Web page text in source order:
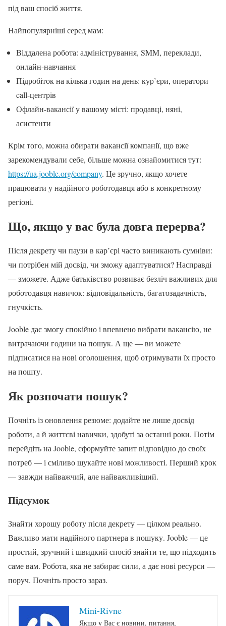
під ваш спосіб життя.
Найпопулярніші серед мам:
Віддалена робота: адміністрування, SMM, переклади,
онлайн-навчання
Підробіток на кілька годин на день: кур’єри, оператори
call-центрів
Офлайн-вакансії у вашому місті: продавці, няні,
асистенти
Крім того, можна обирати вакансії компанії, що вже
зарекомендували себе, більше можна ознайомитися тут:
https://ua.jooble.org/company. Це зручно, якщо хочете
працювати у надійного роботодавця або в конкретному
регіоні.
Що, якщо у вас була довга перерва?
Після декрету чи паузи в кар’єрі часто виникають сумніви:
чи потрібен мій досвід, чи зможу адаптуватися? Насправді
— зможете. Адже батьківство розвиває безліч важливих для
роботодавця навичок: відповідальність, багатозадачність,
гнучкість.
Jooble дає змогу спокійно і впевнено вибрати вакансію, не
витрачаючи години на пошук. А ще — ви можете
підписатися на нові оголошення, щоб отримувати їх просто
на пошту.
Як розпочати пошук?
Почніть із оновлення резюме: додайте не лише досвід
роботи, а й життєві навички, здобуті за останні роки. Потім
перейдіть на Jooble, сформуйте запит відповідно до своїх
потреб — і сміливо шукайте нові можливості. Перший крок
— завжди найважчий, але найважливіший.
Підсумок
Знайти хорошу роботу після декрету — цілком реально.
Важливо мати надійного партнера в пошуку. Jooble — це
простий, зручний і швидкий спосіб знайти те, що підходить
саме вам. Робота, яка не забирає сили, а дає нові ресурси —
поруч. Почніть просто зараз.
Mini-Rivne
Якщо у Вас є новини, питання,